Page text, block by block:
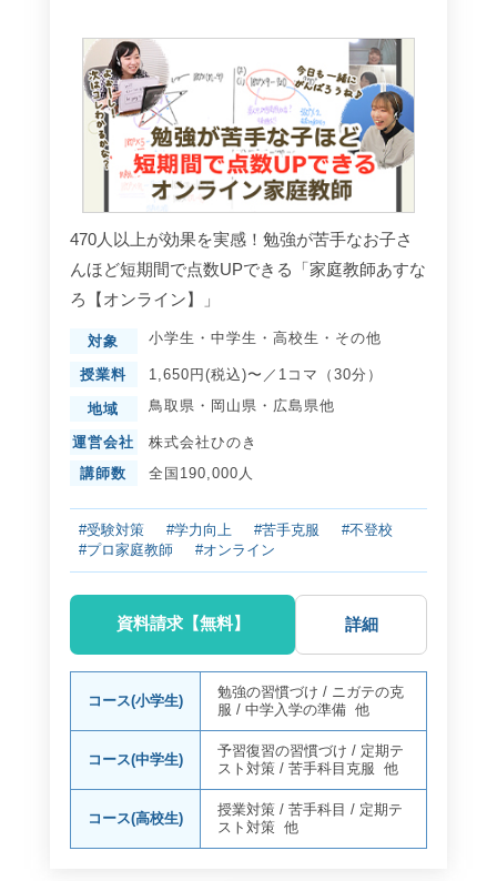
470人以上が効果を実感！勉強が苦手なお子さ
んほど短期間で点数UPできる「家庭教師あすな
ろ【オンライン】」
対象 小学生 ・ 中学生 ・ 高校生 ・ その他
授業料 1,650円(税込)〜／1コマ（30分）
地域 鳥取県 ・ 岡山県 ・ 広島県他
運営会社
株式会社ひのき
講師数
全国190,000人
#受験対策 #学力向上 #苦手克服
#不登校
#プロ家庭教師
#オンライン
資料請求【無料】 詳細
コース(小学生)
勉強の習慣づけ /ニガテの克
服 /中学入学の準備 他
コース(中学生)
予習復習の習慣づけ /定期テ
スト対策 /苦手科目克服 他
コース(高校生)
授業対策 /苦手科目 /定期テ
スト対策 他